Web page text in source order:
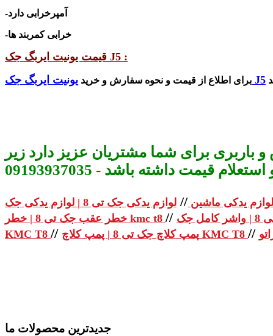
-آمپرخرابی دارد
-خرابی کمربند ها
قیمت یونیت ایربگ جک J5 :
برای اطلاع از قیمت و نحوه سفارش و خرید یونیت ایربگ جک J5
برای شما مشتریان عزیز دارد زیر
داشته باشد - 09193937035
لوازم یدکی ماشین //
خطر عقب جک تی 8 | خطر kmc t8 //
KMC T8 // پمپ کلاچ جک تی 8 | پمپ کلاچ KMC T8 //
جدیدترین محصولات ما